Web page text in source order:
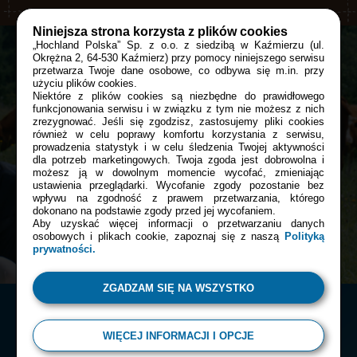
BRUNCH
Bądź z nami blisko tam, gdzie tego
chcesz:
Facebook
Instagram
Niniejsza strona korzysta z plików cookies
„Hochland Polska” Sp. z o.o. z siedzibą w Kaźmierzu (ul.
Okrężna 2, 64-530 Kaźmierz) przy pomocy niniejszego serwisu
przetwarza Twoje dane osobowe, co odbywa się m.in. przy
użyciu plików cookies.
Niektóre z plików cookies są niezbędne do prawidłowego
funkcjonowania serwisu i w związku z tym nie możesz z nich
zrezygnować. Jeśli się zgodzisz, zastosujemy pliki cookies
również w celu poprawy komfortu korzystania z serwisu,
prowadzenia statystyk i w celu śledzenia Twojej aktywności
dla potrzeb marketingowych. Twoja zgoda jest dobrowolna i
możesz ją w dowolnym momencie wycofać, zmieniając
ustawienia przeglądarki. Wycofanie zgody pozostanie bez
wpływu na zgodność z prawem przetwarzania, którego
dokonano na podstawie zgody przed jej wycofaniem.
Aby uzyskać więcej informacji o przetwarzaniu danych
osobowych i plikach cookie, zapoznaj się z naszą Polityką
prywatności.
ZGADZAM SIĘ NA WSZYSTKO
WIĘCEJ INFORMACJI I OPCJE